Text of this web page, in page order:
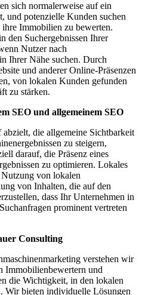
sich normalerweise auf ein
und potenzielle Kunden suchen
Immobilien zu bewerten.
den Suchergebnissen Ihrer
Nutzer nach
Ihrer Nähe suchen. Durch
und anderer Online-Präsenzen
von lokalen Kunden gefunden
zu stärken.
SEO und allgemeinem SEO
die allgemeine Sichtbarkeit
zu steigern,
darauf, die Präsenz eines
zu optimieren. Lokales
von lokalen
von Inhalten, die auf den
dass Ihr Unternehmen in
prominent vertreten
Consulting
verstehen wir
Immobilienbewertern und
die Wichtigkeit, in den lokalen
Wir bieten individuelle Lösungen